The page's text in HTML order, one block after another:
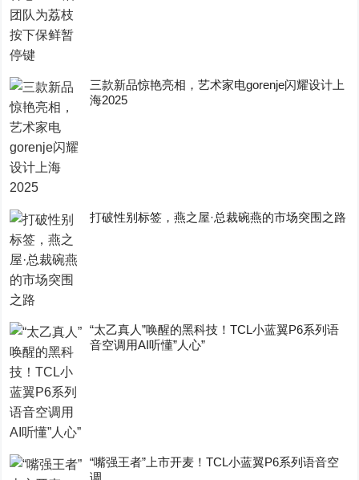
三款新品惊艳亮相，艺术家电gorenje闪耀设计上
海2025
打破性别标签，燕之屋·总裁碗燕的市场突围之路
“太乙真人”唤醒的黑科技！TCL小蓝翼P6系列语
音空调用AI听懂”人心”
“嘴强王者”上市开麦！TCL小蓝翼P6系列语音空
调